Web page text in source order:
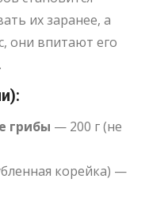
их заранее, а
они впитают его
грибы — 200 г (не
корейка) —